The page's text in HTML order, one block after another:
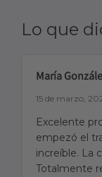
Lo que
María
15 de marzo,
Excelente
empezó el
increíble. La
Totalmente